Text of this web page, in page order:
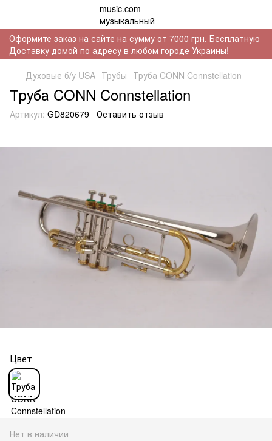
Оформите заказ на сайте на сумму от 7000 грн. Бесплатную
Доставку домой по адресу в любом городе Украины!
Духовые б/у USA Трубы Труба CONN Connstellation
Труба CONN Connstellation
Артикул: GD820679 Оставить отзыв
Цвет
Нет в наличии